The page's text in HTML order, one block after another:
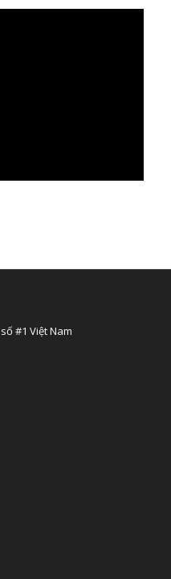
#1 Việt Nam